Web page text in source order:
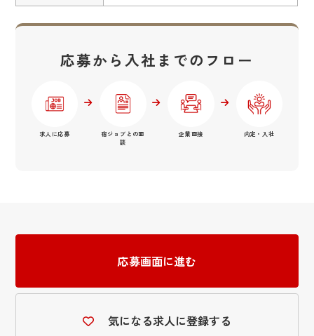
応募から入社までのフロー
求人に応募
宿ジョブとの面
談
企業面接 内定・入社
応募画面に進む
気になる求人に登録する